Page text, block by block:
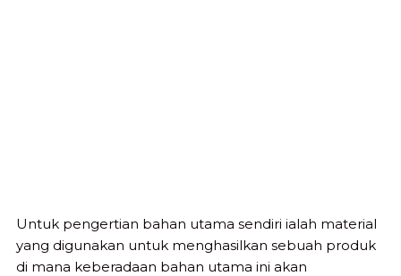
Untuk pengertian bahan utama sendiri ialah material
yang digunakan untuk menghasilkan sebuah produk
di mana keberadaan bahan utama ini akan